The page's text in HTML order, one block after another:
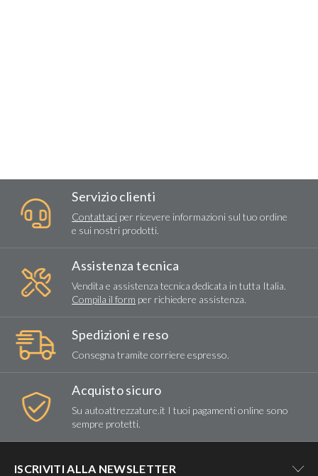
Servizio clienti
Contattaci per ricevere informazioni sul tuo ordine
e sui nostri prodotti.
Assistenza tecnica
Vendita e assistenza tecnica dedicata in tutta Italia.
Compila il form per richiedere assistenza.
Spedizioni e reso
Consegna tramite corriere espresso.
Acquisto sicuro
Su autoattrezzature.it I tuoi pagamenti online sono
sempre protetti.
ISCRIVITI ALLA NEWSLETTER